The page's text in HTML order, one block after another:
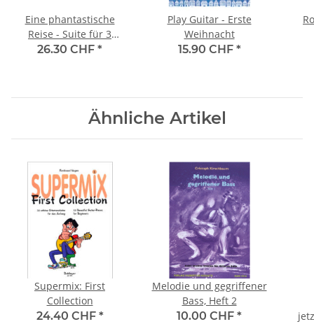
Eine phantastische
Reise - Suite für 3
Gitarren
26.30 CHF *
Play Guitar - Erste
Weihnacht
15.90 CHF *
Ähnliche Artikel
Supermix: First
Collection
24.40 CHF *
Melodie und gegriffener
Bass, Heft 2
10.00 CHF *